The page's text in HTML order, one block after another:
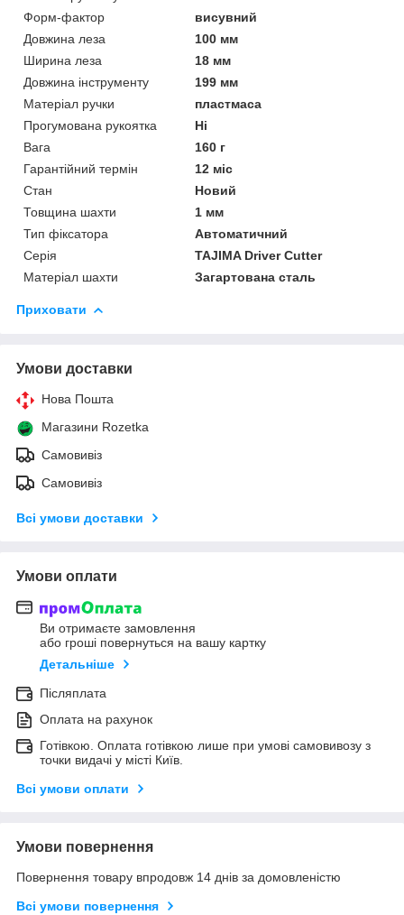
Форм-фактор
висувний
Довжина леза
100 мм
Ширина леза
18 мм
Довжина інструменту
199 мм
Матеріал ручки
пластмаса
Прогумована рукоятка
Ні
Вага
160 г
Гарантійний термін
12 міс
Стан
Новий
Товщина шахти
1 мм
Тип фіксатора
Автоматичний
Серія
TAJIMA Driver Cutter
Матеріал шахти
Загартована сталь
Приховати
Умови доставки
Нова Пошта
Магазини Rozetka
Самовивіз
Самовивіз
Всі умови доставки
Умови оплати
Ви отримаєте замовлення
або гроші повернуться на вашу картку
Детальніше
Післяплата
Оплата на рахунок
Готівкою. Оплата готівкою лише при умові самовивозу з
точки видачі у місті Київ.
Всі умови оплати
Умови повернення
Повернення товару впродовж 14 днів за домовленістю
Всі умови повернення